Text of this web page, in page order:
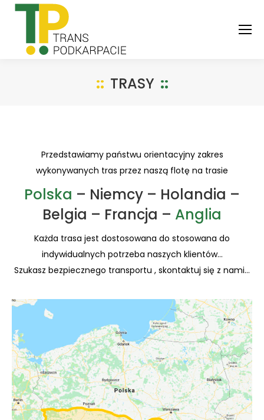
TRASY
Przedstawiamy państwu orientacyjny zakres
wykonywanych tras przez naszą flotę na trasie
Polska – Niemcy – Holandia –
Belgia – Francja – Anglia
Każda trasa jest dostosowana do stosowana do
indywidualnych potrzeba naszych klientów…
Szukasz bezpiecznego transportu , skontaktuj się z nami…